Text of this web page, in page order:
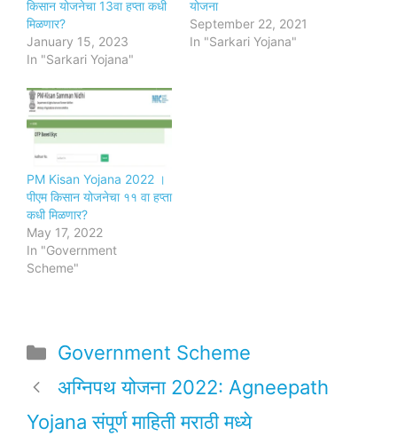
किसान योजनेचा 13वा हप्ता कधी
मिळणार?
January 15, 2023
In "Sarkari Yojana"
योजना
September 22, 2021
In "Sarkari Yojana"
PM Kisan Yojana 2022 ।
पीएम किसान योजनेचा ११ वा हप्ता
कधी मिळणार?
May 17, 2022
In "Government
Scheme"
Categories
Government Scheme
अग्निपथ योजना 2022: Agneepath
Yojana संपूर्ण माहिती मराठी मध्ये